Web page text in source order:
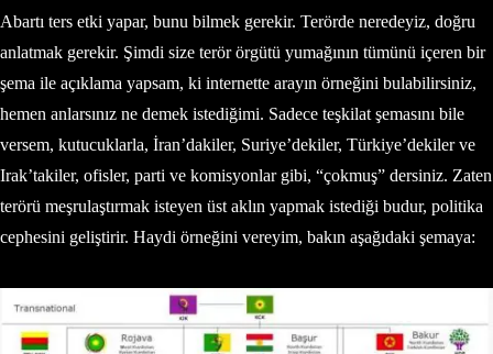
Abartı ters etki yapar, bunu bilmek gerekir. Terörde neredeyiz, doğru
anlatmak gerekir. Şimdi size terör örgütü yumağının tümünü içeren bir
şema ile açıklama yapsam, ki internette arayın örneğini bulabilirsiniz,
hemen anlarsınız ne demek istediğimi. Sadece teşkilat şemasını bile
versem, kutucuklarla, İran’dakiler, Suriye’dekiler, Türkiye’dekiler ve
Irak’takiler, ofisler, parti ve komisyonlar gibi, “çokmuş” dersiniz. Zaten
terörü meşrulaştırmak isteyen üst aklın yapmak istediği budur, politika
cephesini geliştirir. Haydi örneğini vereyim, bakın aşağıdaki şemaya: